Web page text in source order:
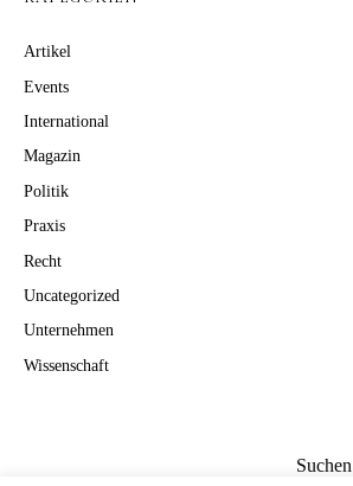
Artikel
Events
International
Magazin
Politik
Praxis
Recht
Uncategorized
Unternehmen
Wissenschaft
Suchen